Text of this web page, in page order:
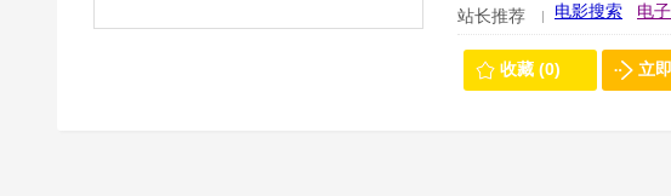
站长推荐
电影搜索 电
收藏 (0) 立